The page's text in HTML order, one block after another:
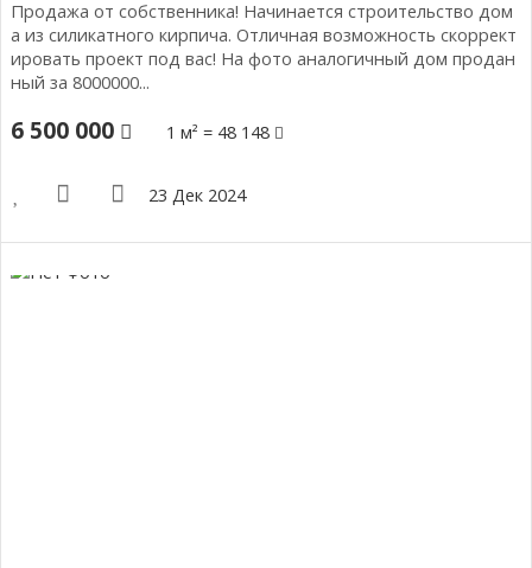
Продажа от собственника! Начинается строительство дом
а из силикатного кирпича. Отличная возможность скоррект
ировать проект под вас! На фото аналогичный дом продан
ный за 8000000...
6 500 000 1 м² = 48 148
23 Дек 2024